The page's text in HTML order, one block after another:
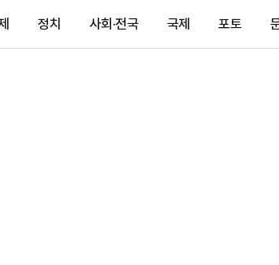
정치 사회·전국 국제 포토